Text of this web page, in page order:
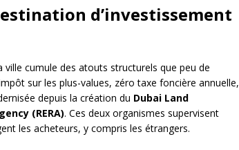
d’investissement
ville cumule des atouts structurels que peu de
sur les plus-values, zéro taxe foncière annuelle,
depuis la création du Dubai Land
(RERA). Ces deux organismes supervisent
les acheteurs, y compris les étrangers.